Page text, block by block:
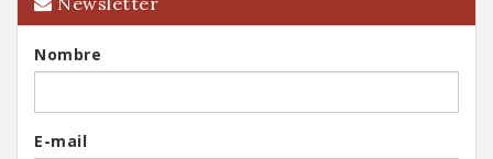
Nombre
E-mail